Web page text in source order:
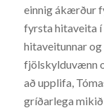
einnig ákærður
fyrsta hitaveita í
hitaveitunnar og
fjölskylduvænn
að upplifa,
gríðarlega